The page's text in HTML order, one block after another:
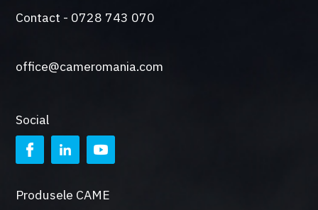
Contact - 0728 743 070
office@cameromania.com
Social
Produsele CAME